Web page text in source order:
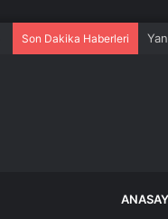
Son Dakika Haberleri